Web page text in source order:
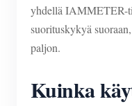
yhdellä IAMMETER-
suorituskykyä
paljon.
Kuinka